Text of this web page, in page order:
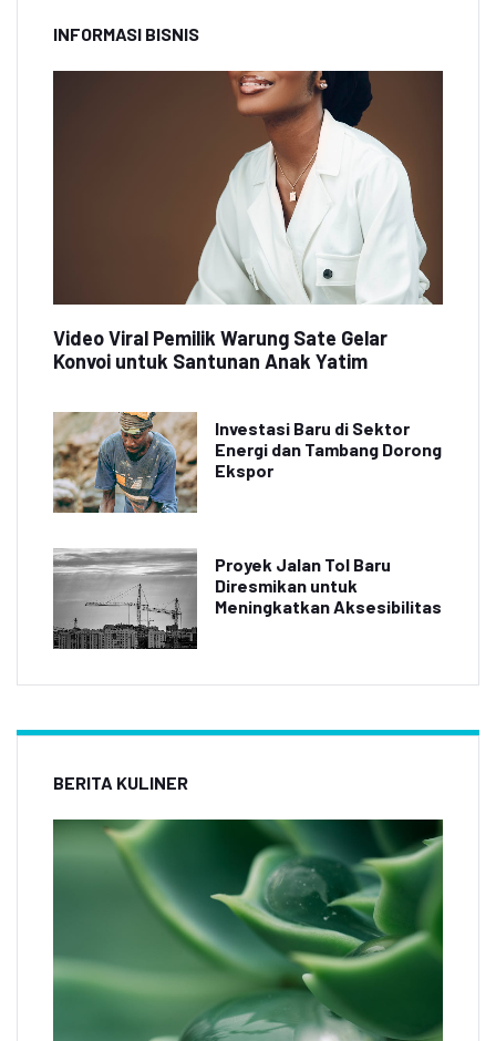
INFORMASI BISNIS
Video Viral Pemilik Warung Sate Gelar
Konvoi untuk Santunan Anak Yatim
Investasi Baru di Sektor
Energi dan Tambang Dorong
Ekspor
Proyek Jalan Tol Baru
Diresmikan untuk
Meningkatkan Aksesibilitas
BERITA KULINER